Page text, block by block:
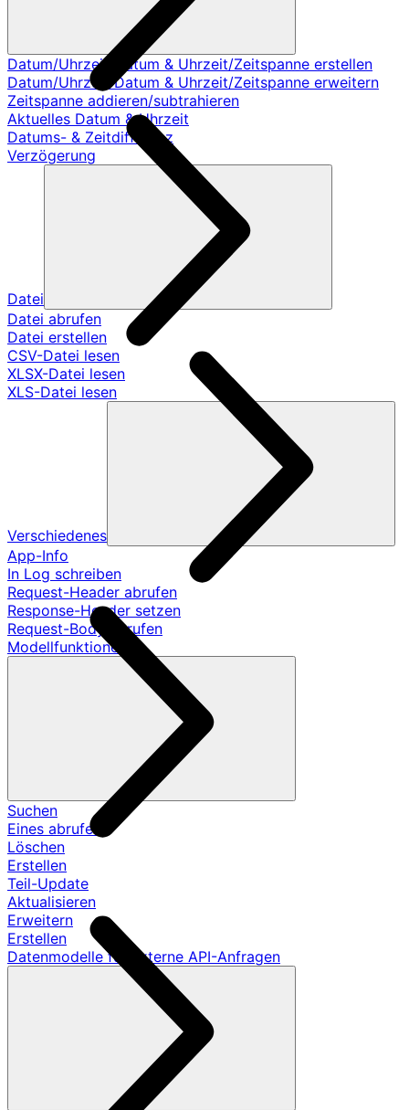
Datum/Uhrzeit/Datum & Uhrzeit/Zeitspanne erstellen
Datum/Uhrzeit/Datum & Uhrzeit/Zeitspanne erweitern
Zeitspanne addieren/subtrahieren
Aktuelles Datum & Uhrzeit
Datums- & Zeitdifferenz
Verzögerung
Datei
Datei abrufen
Datei erstellen
CSV-Datei lesen
XLSX-Datei lesen
XLS-Datei lesen
Verschiedenes
App-Info
In Log schreiben
Request-Header abrufen
Response-Header setzen
Request-Body abrufen
Modellfunktionen
Suchen
Eines abrufen
Löschen
Erstellen
Teil-Update
Aktualisieren
Erweitern
Erstellen
Datenmodelle für externe API-Anfragen